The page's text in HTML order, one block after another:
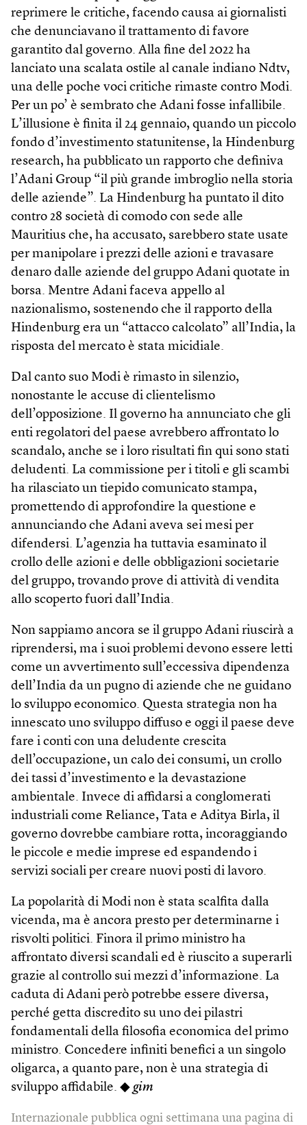
reprimere le critiche, facendo causa ai giornalisti
che denunciavano il trattamento di favore
garantito dal governo. Alla fine del 2022 ha
lanciato una scalata ostile al canale indiano Ndtv,
una delle poche voci critiche rimaste contro Modi.
Per un po’ è sembrato che Adani fosse infallibile.
L’illusione è finita il 24 gennaio, quando un piccolo
fondo d’investimento statunitense, la Hindenburg
research, ha pubblicato un rapporto che definiva
l’Adani Group “il più grande imbroglio nella storia
delle aziende”. La Hindenburg ha puntato il dito
contro 28 società di comodo con sede alle
Mauritius che, ha accusato, sarebbero state usate
per manipolare i prezzi delle azioni e travasare
denaro dalle aziende del gruppo Adani quotate in
borsa. Mentre Adani faceva appello al
nazionalismo, sostenendo che il rapporto della
Hindenburg era un “attacco calcolato” all’India, la
risposta del mercato è stata micidiale.
Dal canto suo Modi è rimasto in silenzio,
nonostante le accuse di clientelismo
dell’opposizione. Il governo ha annunciato che gli
enti regolatori del paese avrebbero affrontato lo
scandalo, anche se i loro risultati fin qui sono stati
deludenti. La commissione per i titoli e gli scambi
ha rilasciato un tiepido comunicato stampa,
promettendo di approfondire la questione e
annunciando che Adani aveva sei mesi per
difendersi. L’agenzia ha tuttavia esaminato il
crollo delle azioni e delle obbligazioni societarie
del gruppo, trovando prove di attività di vendita
allo scoperto fuori dall’India.
Non sappiamo ancora se il gruppo Adani riuscirà a
riprendersi, ma i suoi problemi devono essere letti
come un avvertimento sull’eccessiva dipendenza
dell’India da un pugno di aziende che ne guidano
lo sviluppo economico. Questa strategia non ha
innescato uno sviluppo diffuso e oggi il paese deve
fare i conti con una deludente crescita
dell’occupazione, un calo dei consumi, un crollo
dei tassi d’investimento e la devastazione
ambientale. Invece di affidarsi a conglomerati
industriali come Reliance, Tata e Aditya Birla, il
governo dovrebbe cambiare rotta, incoraggiando
le piccole e medie imprese ed espandendo i
servizi sociali per creare nuovi posti di lavoro.
La popolarità di Modi non è stata scalfita dalla
vicenda, ma è ancora presto per determinarne i
risvolti politici. Finora il primo ministro ha
affrontato diversi scandali ed è riuscito a superarli
grazie al controllo sui mezzi d’informazione. La
caduta di Adani però potrebbe essere diversa,
perché getta discredito su uno dei pilastri
fondamentali della filosofia economica del primo
ministro. Concedere infiniti benefici a un singolo
oligarca, a quanto pare, non è una strategia di
sviluppo affidabile. ◆ gim
Internazionale pubblica ogni settimana una pagina di